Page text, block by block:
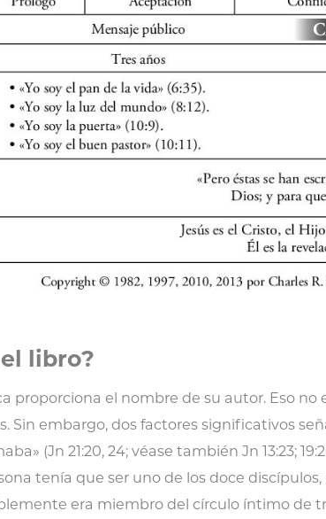
libro?
proporciona el nombre de su autor. Eso
Sin embargo, dos factores significativos
(Jn 21:20, 24; véase también Jn 13:23;
tenía que ser uno de los doce
era miembro del círculo íntimo de